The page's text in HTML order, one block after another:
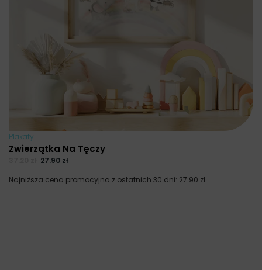
Plakaty
Zwierzątka Na Tęczy
27.90 zł
Najniższa cena promocyjna z ostatnich 30 dni: 27.90 zł.